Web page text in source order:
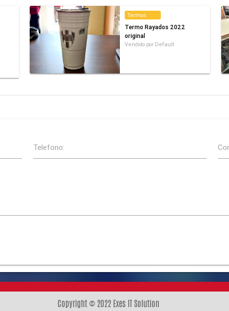
Termos
Termo Rayados 2022
original
Vendido por Default
Telefono:
Copyright © 2022 Exes IT Solution